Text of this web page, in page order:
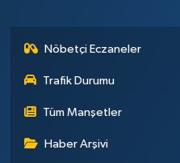
Nöbetçi Eczaneler
Trafik Durumu
Tüm Manşetler
Haber Arşivi